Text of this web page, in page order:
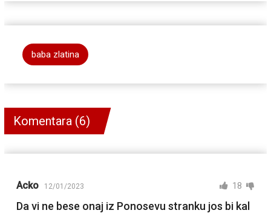
baba zlatina
Komentara (6)
Acko 12/01/2023 18
Da vi ne bese onaj iz Ponosevu stranku jos bi kal